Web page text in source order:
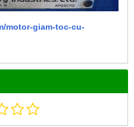
motor-giam-toc-cu-